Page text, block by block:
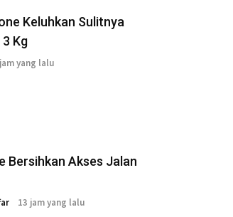
Keluhkan Sulitnya
Kg
yang lalu
Bersihkan Akses Jalan
13 jam yang lalu